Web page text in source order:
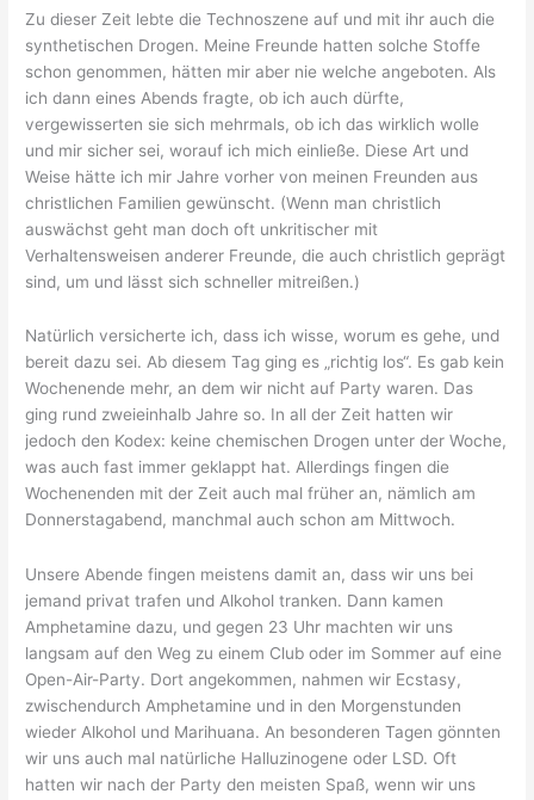
Zu dieser Zeit lebte die Technoszene auf und mit ihr auch die
synthetischen Drogen. Meine Freunde hatten solche Stoffe
schon genommen, hätten mir aber nie welche angeboten. Als
ich dann eines Abends fragte, ob ich auch dürfte,
vergewisserten sie sich mehrmals, ob ich das wirklich wolle
und mir sicher sei, worauf ich mich einließe. Diese Art und
Weise hätte ich mir Jahre vorher von meinen Freunden aus
christlichen Familien gewünscht. (Wenn man christlich
auswächst geht man doch oft unkritischer mit
Verhaltensweisen anderer Freunde, die auch christlich geprägt
sind, um und lässt sich schneller mitreißen.)
Natürlich versicherte ich, dass ich wisse, worum es gehe, und
bereit dazu sei. Ab diesem Tag ging es „richtig los“. Es gab kein
Wochenende mehr, an dem wir nicht auf Party waren. Das
ging rund zweieinhalb Jahre so. In all der Zeit hatten wir
jedoch den Kodex: keine chemischen Drogen unter der Woche,
was auch fast immer geklappt hat. Allerdings fingen die
Wochenenden mit der Zeit auch mal früher an, nämlich am
Donnerstagabend, manchmal auch schon am Mittwoch.
Unsere Abende fingen meistens damit an, dass wir uns bei
jemand privat trafen und Alkohol tranken. Dann kamen
Amphetamine dazu, und gegen 23 Uhr machten wir uns
langsam auf den Weg zu einem Club oder im Sommer auf eine
Open-Air-Party. Dort angekommen, nahmen wir Ecstasy,
zwischendurch Amphetamine und in den Morgenstunden
wieder Alkohol und Marihuana. An besonderen Tagen gönnten
wir uns auch mal natürliche Halluzinogene oder LSD. Oft
hatten wir nach der Party den meisten Spaß, wenn wir uns